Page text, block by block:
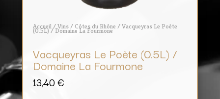
Accueil/Vins/ Côtes du Rhône / Vacqueyras Le Poète
(0.5L) / Domaine La Fourmone
Vacqueyras Le Poète (0.5L) /
Domaine La Fourmone
13,40€